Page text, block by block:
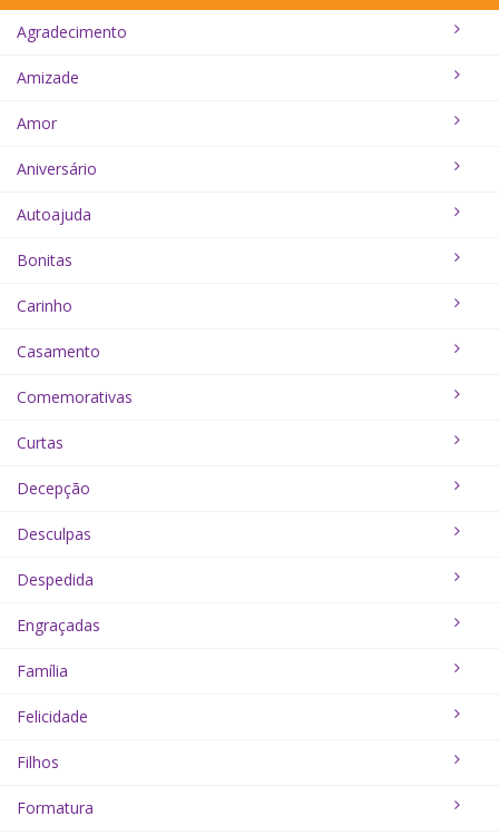
Agradecimento
Amizade
Amor
Aniversário
Autoajuda
Bonitas
Carinho
Casamento
Comemorativas
Curtas
Decepção
Desculpas
Despedida
Engraçadas
Família
Felicidade
Filhos
Formatura